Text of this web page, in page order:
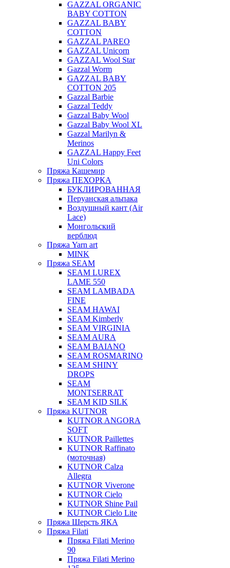
GAZZAL ORGANIC
BABY COTTON
GAZZAL BABY
COTTON
GAZZAL PAREO
GAZZAL Unicorn
GAZZAL Wool Star
Gazzal Worm
GAZZAL BABY
COTTON 205
Gazzal Barbie
Gazzal Teddy
Gazzal Baby Wool
Gazzal Baby Wool XL
Gazzal Marilyn &
Merinos
GAZZAL Happy Feet
Uni Colors
Пряжа Кашемир
Пряжа ПЕХОРКА
БУКЛИРОВАННАЯ
Перуанская альпака
Воздушный кант (Air
Lace)
Монгольский
верблюд
Пряжа Yarn art
MINK
Пряжа SEAM
SEAM LUREX
LAME 550
SEAM LAMBADA
FINE
SEAM HAWAI
SEAM Kimberly
SEAM VIRGINIA
SEAM AURA
SEAM BAIANO
SEAM ROSMARINO
SEAM SHINY
DROPS
SEAM
MONTSERRAT
SEAM KID SILK
Пряжа KUTNOR
KUTNOR ANGORA
SOFT
KUTNOR Paillettes
KUTNOR Raffinato
(моточная)
KUTNOR Calza
Allegra
KUTNOR Viverone
KUTNOR Cielo
KUTNOR Shine Pail
KUTNOR Cielo Lite
Пряжа Шерсть ЯКА
Пряжа Filati
Пряжа Filati Merino
90
Пряжа Filati Merino